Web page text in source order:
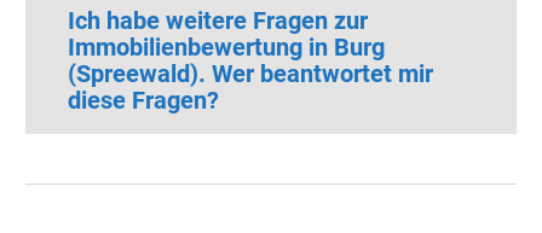
Ich habe weitere Fragen zur
Immobilienbewertung in Burg
(Spreewald). Wer beantwortet mir
diese Fragen?